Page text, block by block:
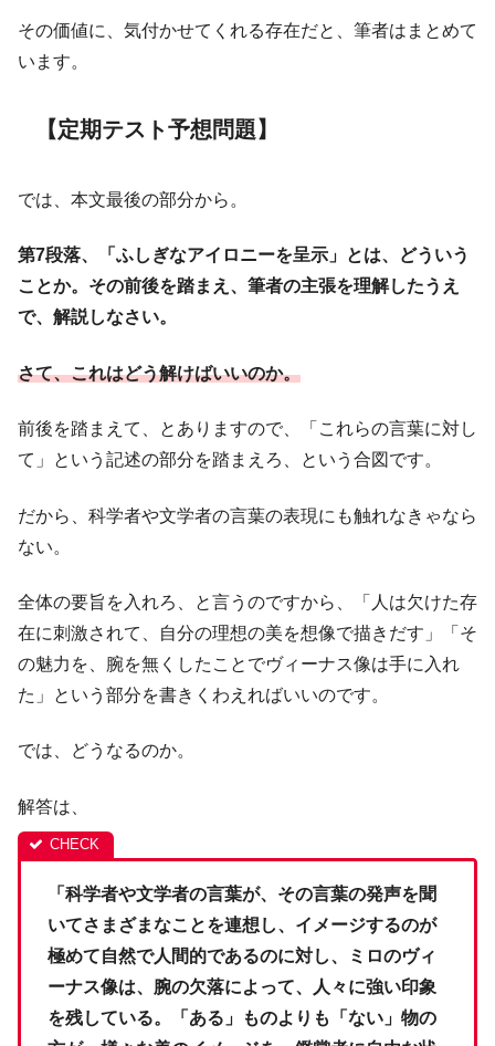
その価値に、気付かせてくれる存在だと、筆者はまとめて
います。
【定期テスト予想問題】
では、本文最後の部分から。
第7段落、「ふしぎなアイロニーを呈示」とは、どういう
ことか。その前後を踏まえ、筆者の主張を理解したうえ
で、解説しなさい。
さて、これはどう解けばいいのか。
前後を踏まえて、とありますので、「これらの言葉に対し
て」という記述の部分を踏まえろ、という合図です。
だから、科学者や文学者の言葉の表現にも触れなきゃなら
ない。
全体の要旨を入れろ、と言うのですから、「人は欠けた存
在に刺激されて、自分の理想の美を想像で描きだす」「そ
の魅力を、腕を無くしたことでヴィーナス像は手に入れ
た」という部分を書きくわえればいいのです。
では、どうなるのか。
解答は、
「科学者や文学者の言葉が、その言葉の発声を聞
いてさまざまなことを連想し、イメージするのが
極めて自然で人間的であるのに対し、ミロのヴィ
ーナス像は、腕の欠落によって、人々に強い印象
を残している。「ある」ものよりも「ない」物の